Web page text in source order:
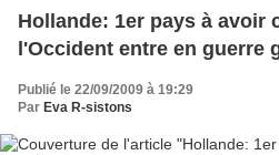
Hollande: 1er pays à avoir
l'Occident entre en guerre
Publié le 22/09/2009 à 19:29
Par Eva R-sistons